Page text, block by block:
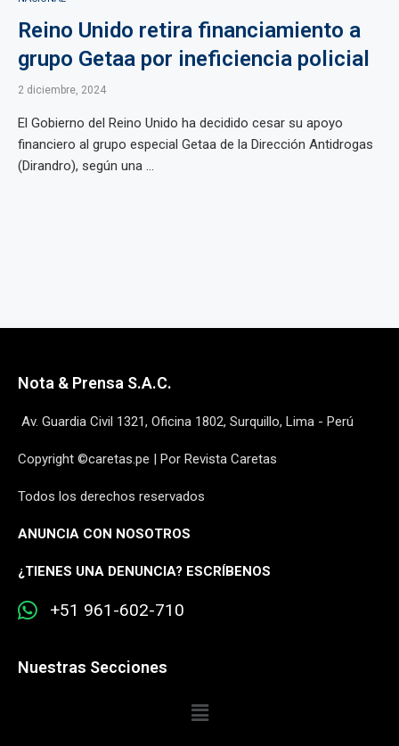
Reino Unido retira financiamiento a
grupo Getaa por ineficiencia policial
2 diciembre, 2024
El Gobierno del Reino Unido ha decidido cesar su apoyo
financiero al grupo especial Getaa de la Dirección Antidrogas
(Dirandro), según una ...
Nota & Prensa S.A.C.
Av. Guardia Civil 1321, Oficina 1802, Surquillo, Lima - Perú
Copyright ©caretas.pe | Por Revista Caretas
Todos los derechos reservados
ANUNCIA CON NOSOTROS
¿TIENES UNA DENUNCIA? ESCRÍBENOS
+51 961-602-710
Nuestras Secciones